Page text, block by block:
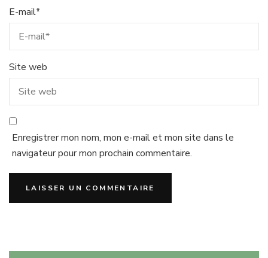
E-mail*
Site web
Enregistrer mon nom, mon e-mail et mon site dans le
navigateur pour mon prochain commentaire.